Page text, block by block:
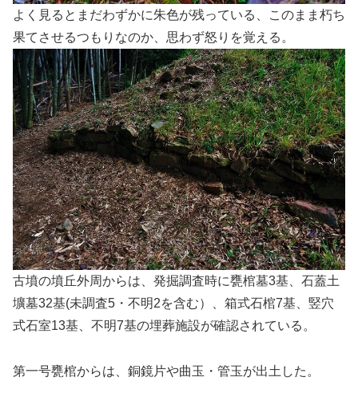
よく見るとまだわずかに朱色が残っている、このまま朽ち
果てさせるつもりなのか、思わず怒りを覚える。
古墳の墳丘外周からは、発掘調査時に甕棺墓3基、石蓋土
壙墓32基(未調査5・不明2を含む）、箱式石棺7基、竪穴
式石室13基、不明7基の埋葬施設が確認されている。
第一号甕棺からは、銅鏡片や曲玉・管玉が出土した。